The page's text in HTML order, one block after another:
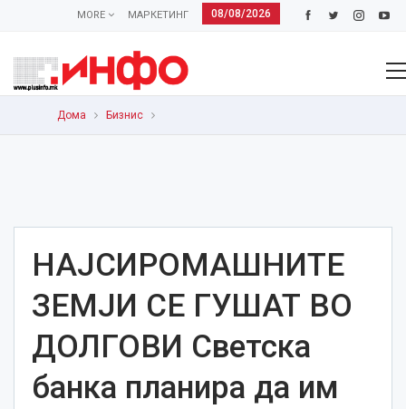
08/08/2026
МАРКЕТИНГ
MORE
Дома Бизнис
НАЈСИРОМАШНИТЕ
ЗЕМЈИ СЕ ГУШАТ ВО
ДОЛГОВИ Светска
банка планира да им